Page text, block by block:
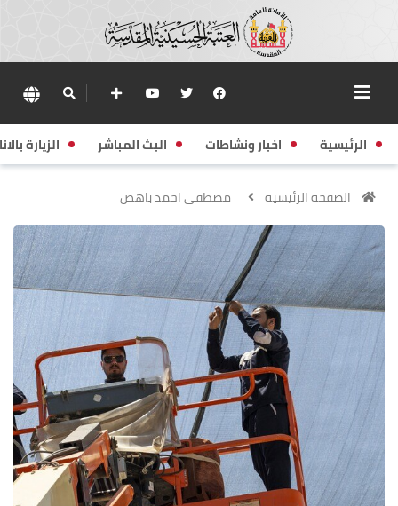
الرئيسية اخبار ونشاطات البث المباشر الزيارة
الصفحة الرئيسية مصطفى احمد باهض